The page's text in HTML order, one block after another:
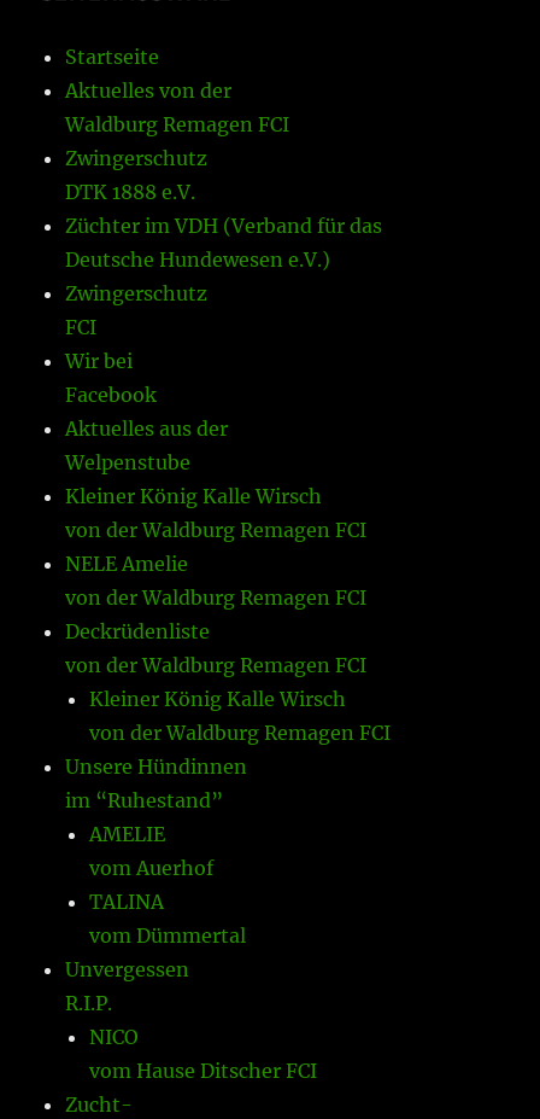
Startseite
Aktuelles von der
Waldburg Remagen FCI
Zwingerschutz
DTK 1888 e.V.
Züchter im VDH (Verband für das
Deutsche Hundewesen e.V.)
Zwingerschutz
FCI
Wir bei
Facebook
Aktuelles aus der
Welpenstube
Kleiner König Kalle Wirsch
von der Waldburg Remagen FCI
NELE Amelie
von der Waldburg Remagen FCI
Deckrüdenliste
von der Waldburg Remagen FCI
Kleiner König Kalle Wirsch
von der Waldburg Remagen FCI
Unsere Hündinnen
im “Ruhestand”
AMELIE
vom Auerhof
TALINA
vom Dümmertal
Unvergessen
R.I.P.
NICO
vom Hause Ditscher FCI
Zucht-